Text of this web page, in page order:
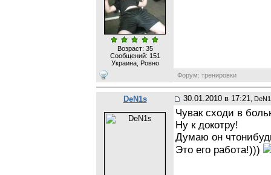
Возраст: 35
Сообщений: 151
Украина, Ровно
Форум: тренировки
DeN1s 30.01.2010 в 17:21 ,
Чувак сходи в
Ну к докотру!
Думаю он
Это его работа!)))